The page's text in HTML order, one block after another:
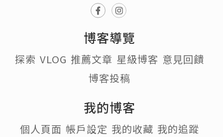
博客導覽
探索 VLOG 推薦文章 星級博客 意見回饋
博客投稿
我的博客
個人頁面 帳戶設定 我的收藏 我的追蹤